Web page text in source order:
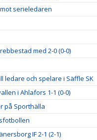
serieledaren
med 2-0 (0-0)
ledare och spelare i Säffle SK
i Ahlafors 1-1 (0-0)
på Sporthälla
IF 2-1 (2-1)